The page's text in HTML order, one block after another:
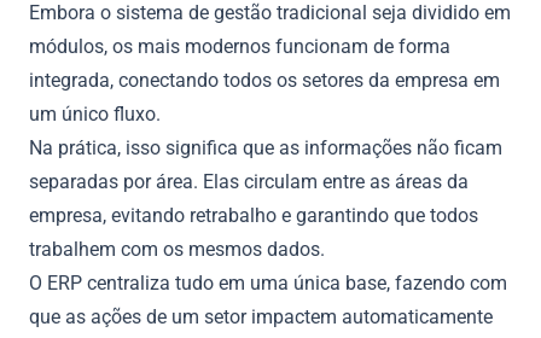
Embora o sistema de gestão tradicional seja dividido em
módulos, os mais modernos funcionam de forma
integrada, conectando todos os setores da empresa em
um único fluxo.
Na prática, isso significa que as informações não ficam
separadas por área. Elas circulam entre as áreas da
empresa, evitando retrabalho e garantindo que todos
trabalhem com os mesmos dados.
O ERP centraliza tudo em uma única base, fazendo com
que as ações de um setor impactem automaticamente